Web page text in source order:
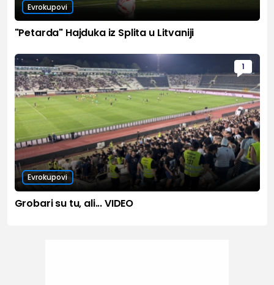
Evrokupovi
"Petarda" Hajduka iz Splita u Litvaniji
1
Evrokupovi
Grobari su tu, ali... VIDEO